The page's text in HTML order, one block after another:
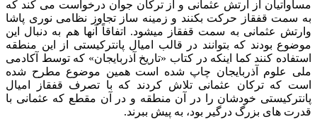
مساواتیان از ارتش عثمانی و از ترکان جوان درخواست می کند که
به سمت قفقاز حرکت بکنند و زمینه ساز تجاوز نظامی نوری پاشا
وارتش عثمانی به سمت قفقاز میشود. اتفاقاً آنها هم به دنبال این
موضوع بودند که بتوانند در قالب امیال پانترکیستی از این منطقه
استفاده کنند کما اینکه در کتاب «تاریخ آذربایجان» که توسط آکادمی
ملی علوم آذربایجان چاپ شده است همین موضوع مطرح شده
است که ترکان عثمانی تلاش کردند که با تصرف قفقاز امیال
پانترکیستی خودشان را در آن منطقه و در آن مقطع که عثمانی با
قدرت های بزرگ درگیر بود، به پیش ببرند.